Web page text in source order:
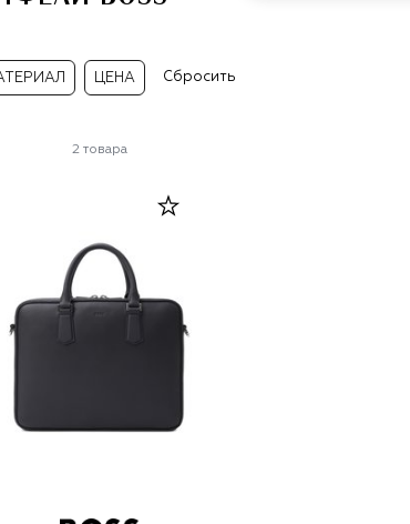
ЦЕНА Сбросить
2 товара